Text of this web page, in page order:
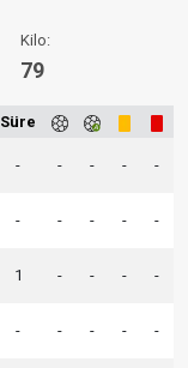
Kilo:
79
Süre
- - - - -
- - - - -
1 - - - -
- - - - -